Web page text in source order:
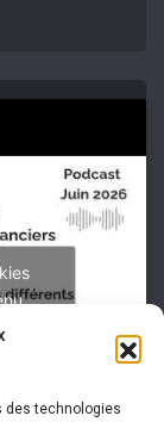
des technologies